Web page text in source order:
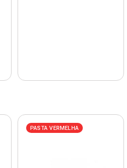
PASTA VERMELHA